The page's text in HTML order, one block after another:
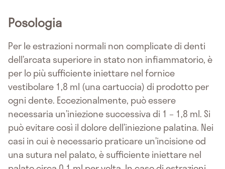
Posologia
Per le estrazioni normali non complicate di denti
dell’arcata superiore in stato non infiammatorio, è
per lo più sufficiente iniettare nel fornice
vestibolare 1,8 ml (una cartuccia) di prodotto per
ogni dente. Eccezionalmente, può essere
necessaria un’iniezione successiva di 1 – 1,8 ml. Si
può evitare così il dolore dell’iniezione palatina. Nei
casi in cui è necessario praticare un’incisione od
una sutura nel palato, è sufficiente iniettare nel